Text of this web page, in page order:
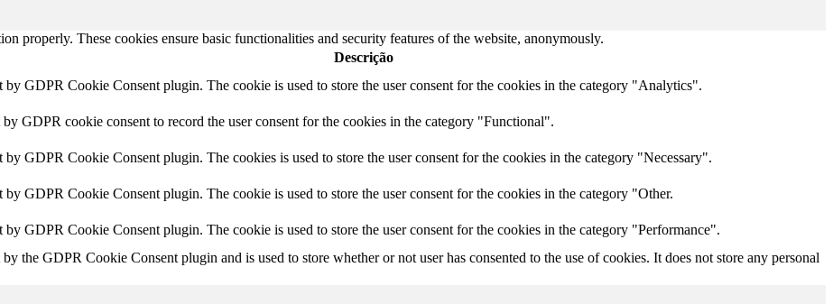
properly. These cookies ensure basic functionalities and security features of the website, anonymously.
Descrição
by GDPR Cookie Consent plugin. The cookie is used to store the user consent for the cookies in the category "Analytics".
GDPR cookie consent to record the user consent for the cookies in the category "Functional".
by GDPR Cookie Consent plugin. The cookies is used to store the user consent for the cookies in the category "Necessary".
by GDPR Cookie Consent plugin. The cookie is used to store the user consent for the cookies in the category "Other.
by GDPR Cookie Consent plugin. The cookie is used to store the user consent for the cookies in the category "Performance".
the GDPR Cookie Consent plugin and is used to store whether or not user has consented to the use of cookies. It does not store any personal